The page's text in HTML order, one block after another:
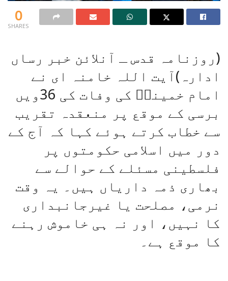
0
SHARES
(روزنامہ قدس ـ آنلائن خبر رساں
ادارہ)آیت اللہ خامنہ ای نے
امام خمینیؒ کی وفات کی 36ویں
برسی کے موقع پر منعقدہ تقریب
سے خطاب کرتے ہوئے کہا کہ آج کے
دور میں اسلامی حکومتوں پر
فلسطینی مسئلے کے حوالے سے
بھاری ذمہ داریاں ہیں۔ یہ وقت
نرمی، مصلحت یا غیرجانبداری
کا نہیں، اور نہ ہی خاموش رہنے
کا موقع ہے۔